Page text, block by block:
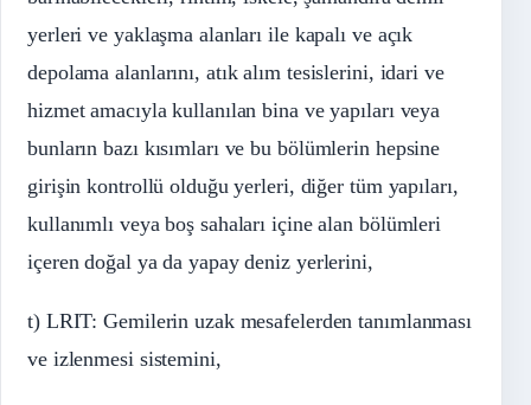
yerleri ve yaklaşma alanları ile kapalı ve açık
depolama alanlarını, atık alım tesislerini, idari ve
hizmet amacıyla kullanılan bina ve yapıları veya
bunların bazı kısımları ve bu bölümlerin hepsine
girişin kontrollü olduğu yerleri, diğer tüm yapıları,
kullanımlı veya boş sahaları içine alan bölümleri
içeren doğal ya da yapay deniz yerlerini,
t) LRIT: Gemilerin uzak mesafelerden tanımlanması
ve izlenmesi sistemini,